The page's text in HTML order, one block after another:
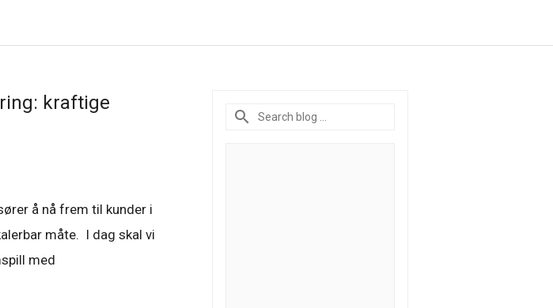
kraftige
å nå frem til kunder i
måte. I dag skal vi
med